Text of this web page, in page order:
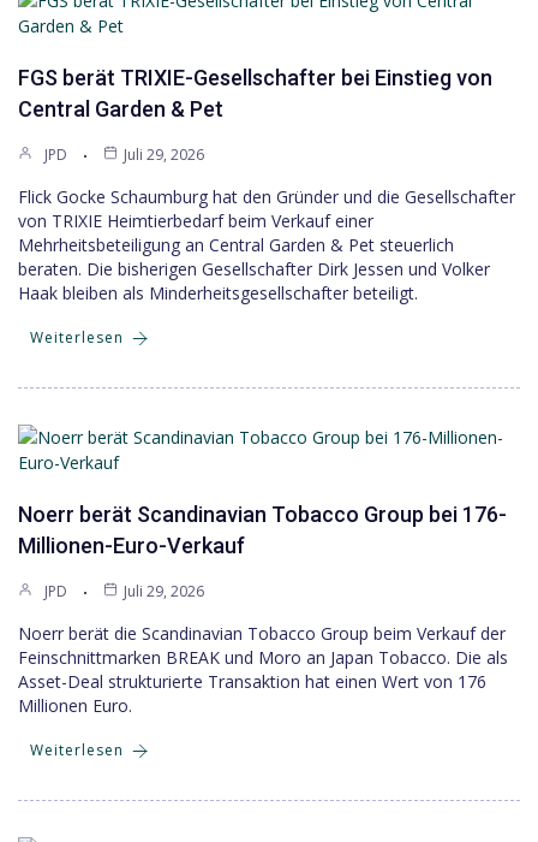
FGS berät TRIXIE-Gesellschafter bei Einstieg von
Central Garden & Pet
JPD Juli 29, 2026
Flick Gocke Schaumburg hat den Gründer und die Gesellschafter
von TRIXIE Heimtierbedarf beim Verkauf einer
Mehrheitsbeteiligung an Central Garden & Pet steuerlich
beraten. Die bisherigen Gesellschafter Dirk Jessen und Volker
Haak bleiben als Minderheitsgesellschafter beteiligt.
Weiterlesen
Noerr berät Scandinavian Tobacco Group bei 176-
Millionen-Euro-Verkauf
JPD Juli 29, 2026
Noerr berät die Scandinavian Tobacco Group beim Verkauf der
Feinschnittmarken BREAK und Moro an Japan Tobacco. Die als
Asset-Deal strukturierte Transaktion hat einen Wert von 176
Millionen Euro.
Weiterlesen